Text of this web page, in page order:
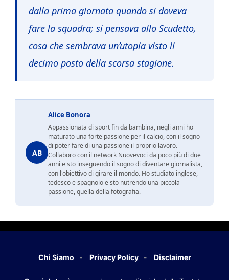
dalla prima giornata quando si doveva
fare la squadra; si pensava allo Scudetto,
cosa che sembrava un’utopia visto il
decimo posto della scorsa stagione.
AB
Alice Bonora
Appassionata di sport fin da bambina, negli anni ho
maturato una forte passione per il calcio, con il sogno
di poter fare di una passione il proprio lavoro.
Collaboro con il network Nuovevoci da poco più di due
anni e sto inseguendo il sogno di diventare giornalista,
con l'obiettivo di girare il mondo. Ho studiato inglese,
tedesco e spagnolo e sto nutrendo una piccola
passione, quella della fotografia.
Chi Siamo Privacy Policy Disclaimer